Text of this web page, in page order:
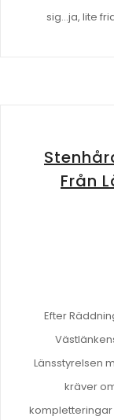
sig…ja, lite
Från
Efter
Länsstyrelsen
kräver
kompletteringar